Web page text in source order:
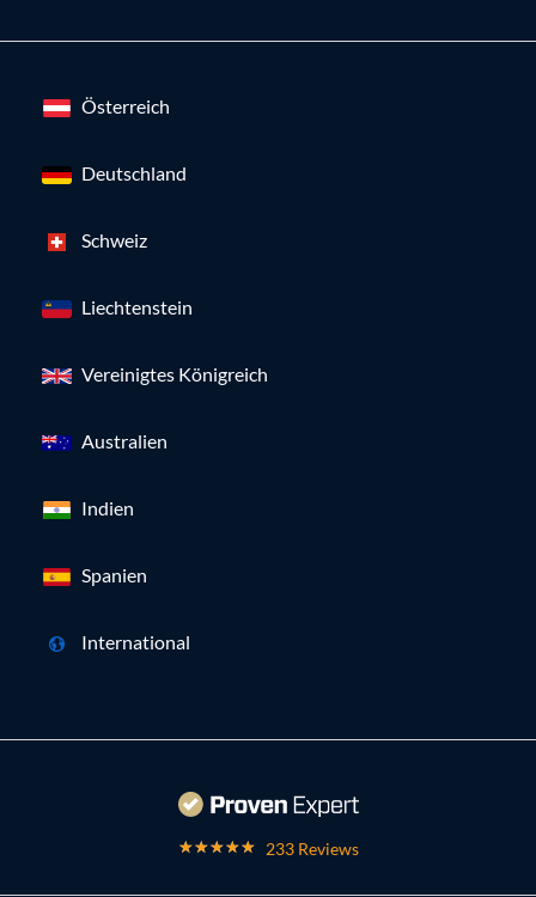
Österreich
Deutschland
Schweiz
Liechtenstein
Vereinigtes Königreich
Australien
Indien
Spanien
International
233 Reviews